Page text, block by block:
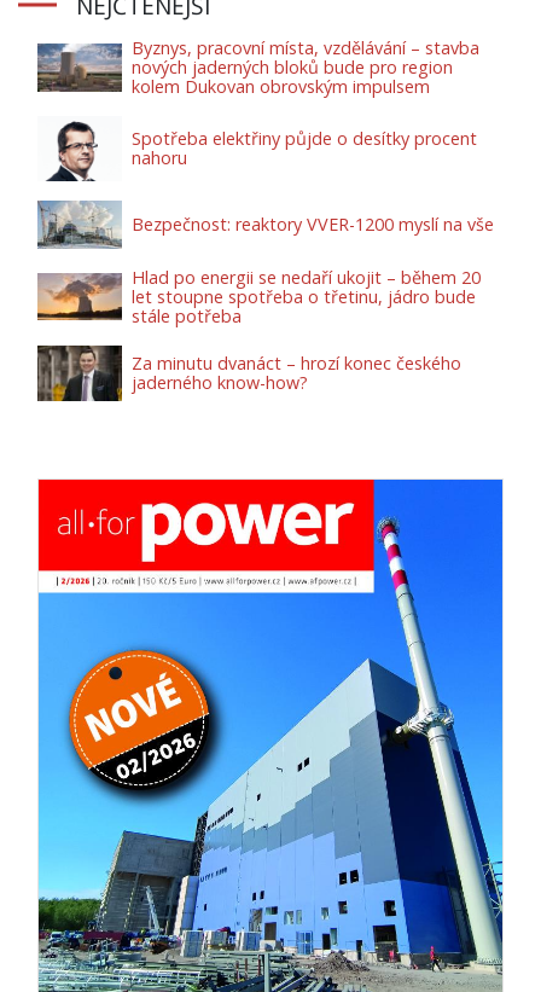
Byznys, pracovní místa, vzdělávání – stavba
nových jaderných bloků bude pro region
kolem Dukovan obrovským impulsem
Spotřeba elektřiny půjde o desítky procent
nahoru
Bezpečnost: reaktory VVER-1200 myslí na vše
Hlad po energii se nedaří ukojit – během 20
let stoupne spotřeba o třetinu, jádro bude
stále potřeba
Za minutu dvanáct – hrozí konec českého
jaderného know-how?